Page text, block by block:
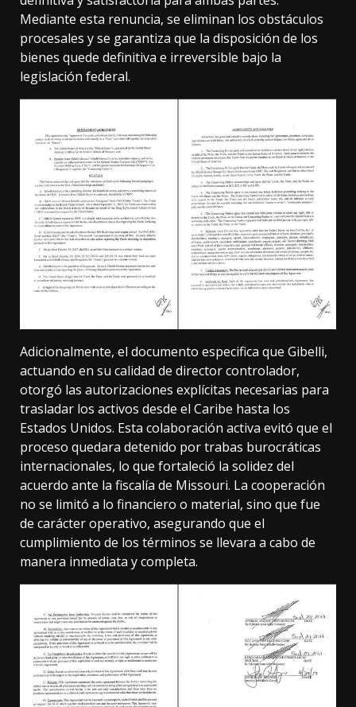
Mediante esta renuncia, se eliminan los obstáculos
procesales y se garantiza que la disposición de los
bienes quede definitiva e irreversible bajo la
legislación federal.
Adicionalmente, el documento especifica que Gibelli,
actuando en su calidad de director controlador,
otorgó las autorizaciones explícitas necesarias para
trasladar los activos desde el Caribe hasta los
Estados Unidos. Esta colaboración activa evitó que el
proceso quedara detenido por trabas burocráticas
internacionales, lo que fortaleció la solidez del
acuerdo ante la fiscalía de Missouri. La cooperación
no se limitó a lo financiero o material, sino que fue
de carácter operativo, asegurando que el
cumplimiento de los términos se llevara a cabo de
manera inmediata y completa.